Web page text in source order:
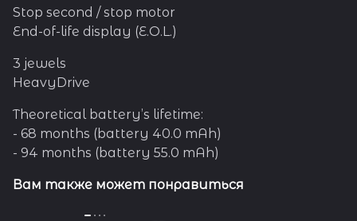
комитета приняли решение
сократить поставки своих
калибров ETA другим
своего концерна. Но в 2016
году, в связи с резким
часов, компания решила
решение.
Stop second / stop motor
End-of-life display (E.O.L.)
3 jewels
HeavyDrive
Theoretical battery’s lifetime:
- 68 months (battery 40.0 mAh)
- 94 months (battery 55.0 mAh)
Вам также может понравиться